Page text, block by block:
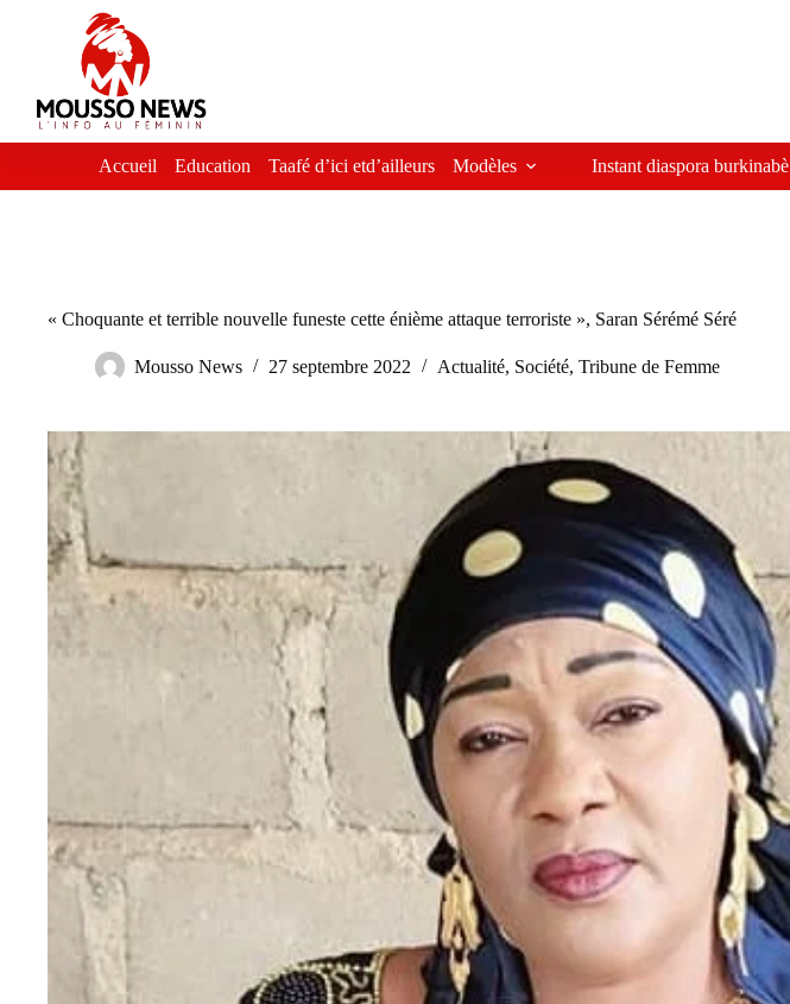
Accueil Education Taafé d’ici etd’ailleurs Modèles Instant diaspora burkinabè
« Choquante et terrible nouvelle funeste cette énième attaque terroriste », Saran Sérémé Séré
Mousso News 27 septembre 2022 Actualité, Société, Tribune de Femme